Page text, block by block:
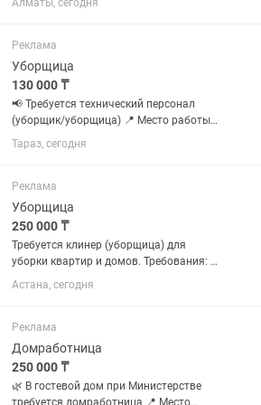
17:00. Кому интересно звоните, писать
трудоустройство.
Алматы, сегодня
Реклама
Уборщица
130 000 ₸
📢 Требуется технический персонал
(уборщик/уборщица) 📍 Место работы:
АГНКС «КазМетан Про», г. Тараз
Условия: 💰 Заработная плата — 130
сутки через двое; 📄...
Тараз, сегодня
Реклама
Уборщица
250 000 ₸
Требуется клинер (уборщица) для
уборки квартир и домов. Требования: •
Опыт работы в уборке квартир и домов
приветствуется. • Аккуратность,
деталям. • Пунктуальность...
Астана, сегодня
Реклама
Домработница
250 000 ₸
🌿 В гостевой дом при Министерстве
требуется домработница 📍 Место